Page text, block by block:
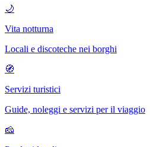
🌙
Vita notturna
Locali e discoteche nei borghi
🧭
Servizi turistici
Guide, noleggi e servizi per il viaggio
🧀